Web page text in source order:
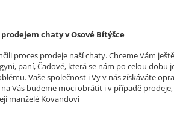
chaty v Osové Bítýšce
proces prodeje naší chaty. Chceme Vám
paní, Čadové, která se nám po celou
Vaše společnost i Vy v nás získáváte
Vás budeme moci obrátit i v případě
manželé Kovandovi